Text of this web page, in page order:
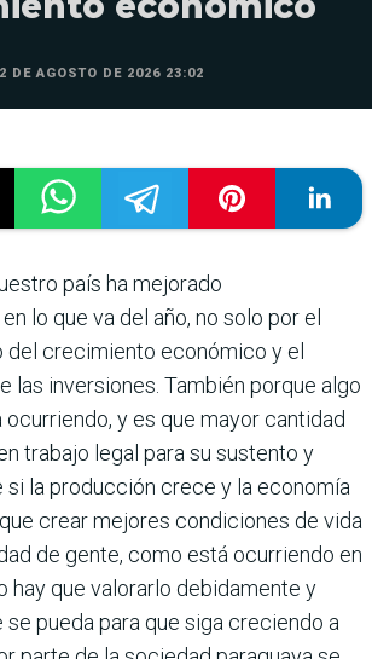
2 DE AGOSTO DE 2026 23:02
país ha mejorado
lo que va del año, no solo por el
del creci­miento económico y el
las inversiones. También porque algo
y es que mayor cantidad
trabajo legal para su sustento y
si la producción crece y la economía
crear mejores condicio­nes de vida
de gente, como está ocurriendo en
hay que valorarlo debidamente y
pueda para que siga creciendo a